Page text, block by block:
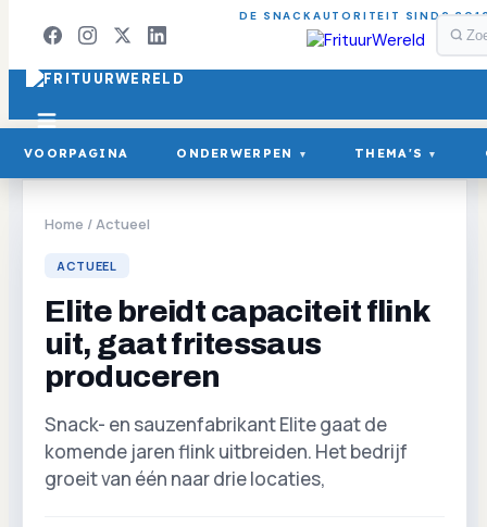
DE SNACKAUTORITEIT SINDS
VOORPAGINA ONDERWERPEN ▾ THEMA'S ▾
Home /Actueel
ACTUEEL
Elite breidt capaciteit flink
uit, gaat fritessaus
produceren
Snack- en sauzenfabrikant Elite gaat de
komende jaren flink uitbreiden. Het bedrijf
groeit van één naar drie locaties,